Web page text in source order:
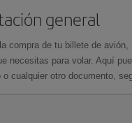
general
compra de tu billete de avión,
necesitas para volar. Aquí
o cualquier otro documento,